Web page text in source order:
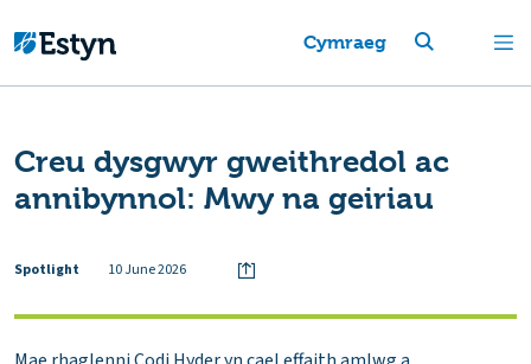
Cymraeg
Creu dysgwyr gweithredol ac
annibynnol: Mwy na geiriau
Spotlight 10 June 2026